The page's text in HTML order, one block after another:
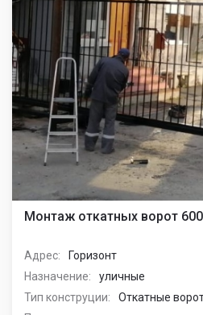
Монтаж откатных ворот
Адрес:
Горизонт
Назначение:
уличные
Тип конструции:
Откатные